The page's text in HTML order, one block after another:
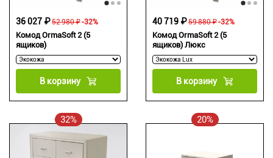
Комод OrmaSoft 2 (5
ящиков)
52 980 ₽
36 027 ₽ -32%
В корзину
Комод OrmaSoft 2 (5
ящиков) Люкс
59 880 ₽
40 719 ₽ -32%
В корзину
32% 20%